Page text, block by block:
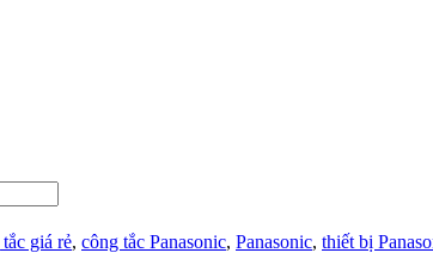
giá rẻ, công tắc Panasonic, Panasonic, thiết bị